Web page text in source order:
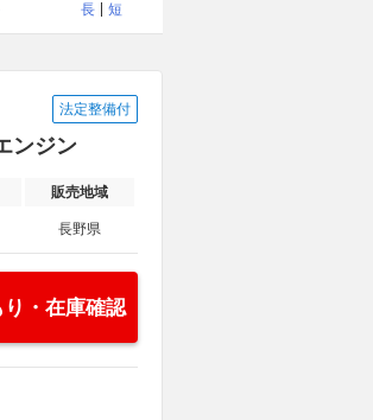
長
短
法定整備付
ンジン
販売地域
長野県
り・在庫確認